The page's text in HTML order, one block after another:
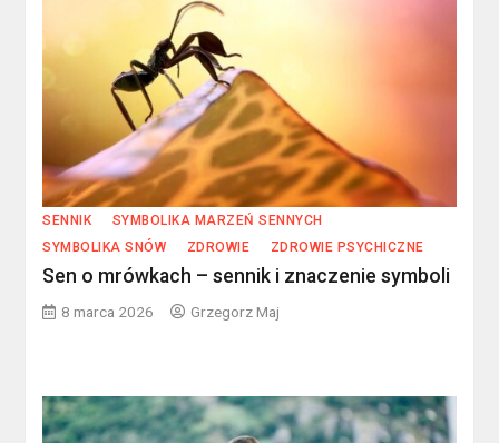
SENNIK
SYMBOLIKA MARZEŃ SENNYCH
SYMBOLIKA SNÓW
ZDROWIE ZDROWIE PSYCHICZNE
Sen o mrówkach – sennik i znaczenie symboli
8 marca 2026 Grzegorz Maj